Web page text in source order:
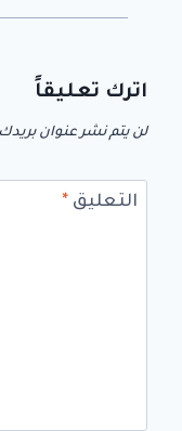
اترك تعليقاً
لن يتم نشر عنوان بريدك
التعليق *